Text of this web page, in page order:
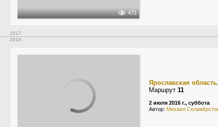
471
2017
2016
Ярославская область
Маршрут 11
2 июля 2016 г., суббота
Автор: Михаил